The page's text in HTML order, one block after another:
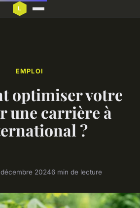
EMPLOI
optimiser votre
une carrière à
?
20246 min de lecture